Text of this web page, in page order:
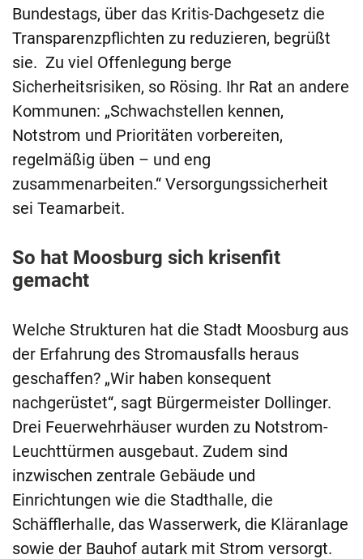
Bundestags, über das Kritis-Dachgesetz die
Transparenzpflichten zu reduzieren, begrüßt
sie. Zu viel Offenlegung berge
Sicherheitsrisiken, so Rösing. Ihr Rat an andere
Kommunen: „Schwachstellen kennen,
Notstrom und Prioritäten vorbereiten,
regelmäßig üben – und eng
zusammenarbeiten.“ Versorgungssicherheit
sei Teamarbeit.
So hat Moosburg sich krisenfit
gemacht
Welche Strukturen hat die Stadt Moosburg aus
der Erfahrung des Stromausfalls heraus
geschaffen? „Wir haben konsequent
nachgerüstet“, sagt Bürgermeister Dollinger.
Drei Feuerwehrhäuser wurden zu Notstrom-
Leuchttürmen ausgebaut. Zudem sind
inzwischen zentrale Gebäude und
Einrichtungen wie die Stadthalle, die
Schäfflerhalle, das Wasserwerk, die Kläranlage
sowie der Bauhof autark mit Strom versorgt.